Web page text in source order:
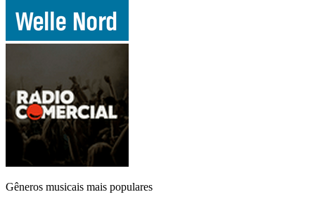
Gêneros musicais mais populares